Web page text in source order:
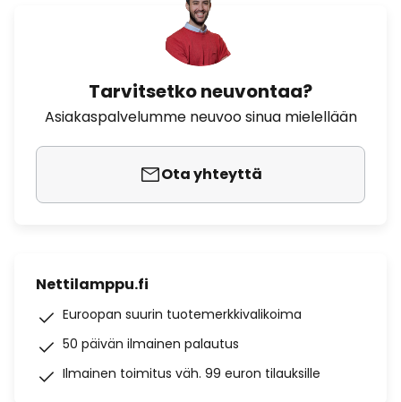
Tarvitsetko neuvontaa?
Asiakaspalvelumme neuvoo sinua mielellään
Ota yhteyttä
Nettilamppu.fi
Euroopan suurin tuotemerkkivalikoima
50 päivän ilmainen palautus
Ilmainen toimitus väh. 99 euron tilauksille